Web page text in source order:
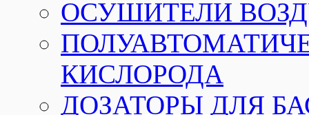
ОСУШИТЕЛИ
КИСЛОРОДА
ДОЗАТОРЫ ДЛЯ